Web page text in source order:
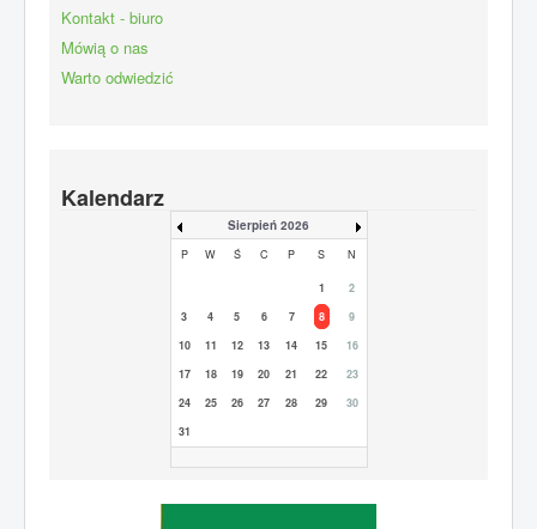
Kontakt - biuro
Mówią o nas
Warto odwiedzić
Kalendarz
Sierpień 2026
P W Ś C P S N
1
2
3
4 5 6 7 8
9
10
11 12 13 14 15
16
17
18 19 20 21 22
23
24
25 26 27 28 29
30
31